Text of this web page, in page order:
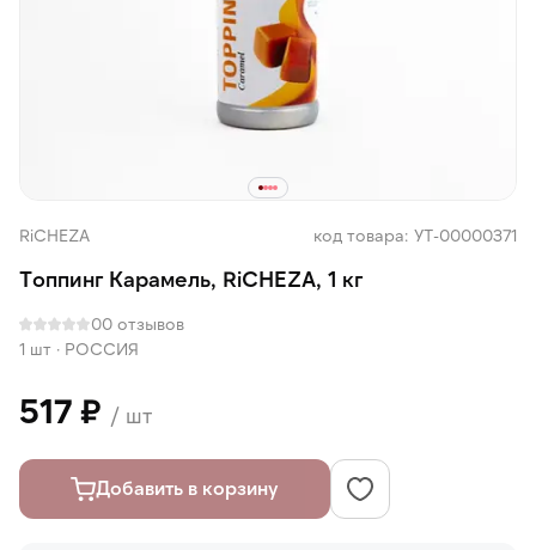
RiCHEZA код товара: УТ-00000371
Топпинг Карамель, RiCHEZA, 1 кг
00 отзывов
1 шт · РОССИЯ
517 ₽ / шт
Добавить в корзину